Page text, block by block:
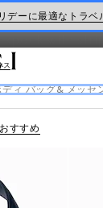
Gucci x 安藤七
ライン限定 〔GGマ
ク
ス
ディ バッグ& メッセ
おすすめ